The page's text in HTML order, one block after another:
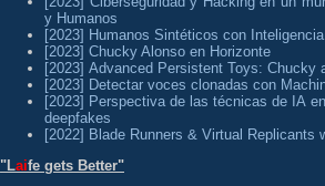
y Humanos
[2023] Humanos Sintéticos con
[2023] Chucky Alonso en Horizonte
[2023] Advanced Persistent Toys: Chucky
[2023] Detectar voces clonadas con
[2023] Perspectiva de las técnicas de IA
deepfakes
[2022] Blade Runners & Virtual Replicants
"Laife gets Better"